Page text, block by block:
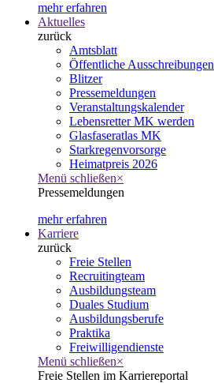
mehr erfahren
Aktuelles
zurück
Amtsblatt
Öffentliche Ausschreibungen
Blitzer
Pressemeldungen
Veranstaltungskalender
Lebensretter MK werden
Glasfaseratlas MK
Starkregenvorsorge
Heimatpreis 2026
Menü schließen×
Pressemeldungen
mehr erfahren
Karriere
zurück
Freie Stellen
Recruitingteam
Ausbildungsteam
Duales Studium
Ausbildungsberufe
Praktika
Freiwilligendienste
Menü schließen×
Freie Stellen im Karriereportal